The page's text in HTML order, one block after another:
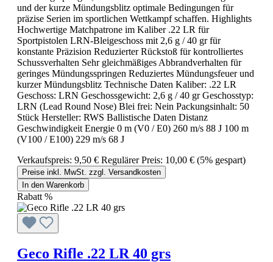
und der kurze Mündungsblitz optimale Bedingungen für
präzise Serien im sportlichen Wettkampf schaffen. Highlights
Hochwertige Matchpatrone im Kaliber .22 LR für
Sportpistolen LRN-Bleigeschoss mit 2,6 g / 40 gr für
konstante Präzision Reduzierter Rückstoß für kontrolliertes
Schussverhalten Sehr gleichmäßiges Abbrandverhalten für
geringes Mündungsspringen Reduziertes Mündungsfeuer und
kurzer Mündungsblitz Technische Daten Kaliber: .22 LR
Geschoss: LRN Geschossgewicht: 2,6 g / 40 gr Geschosstyp:
LRN (Lead Round Nose) Blei frei: Nein Packungsinhalt: 50
Stück Hersteller: RWS Ballistische Daten Distanz
Geschwindigkeit Energie 0 m (V0 / E0) 260 m/s 88 J 100 m
(V100 / E100) 229 m/s 68 J
Verkaufspreis: 9,50 € Regulärer Preis: 10,00 € (5% gespart)
Preise inkl. MwSt. zzgl. Versandkosten
In den Warenkorb
Rabatt %
Geco Rifle .22 LR 40 grs